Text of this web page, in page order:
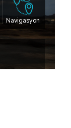
Navigasyon